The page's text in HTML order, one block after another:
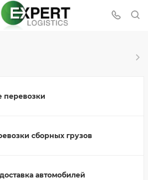
перевозки
сборных грузов
автомобилей